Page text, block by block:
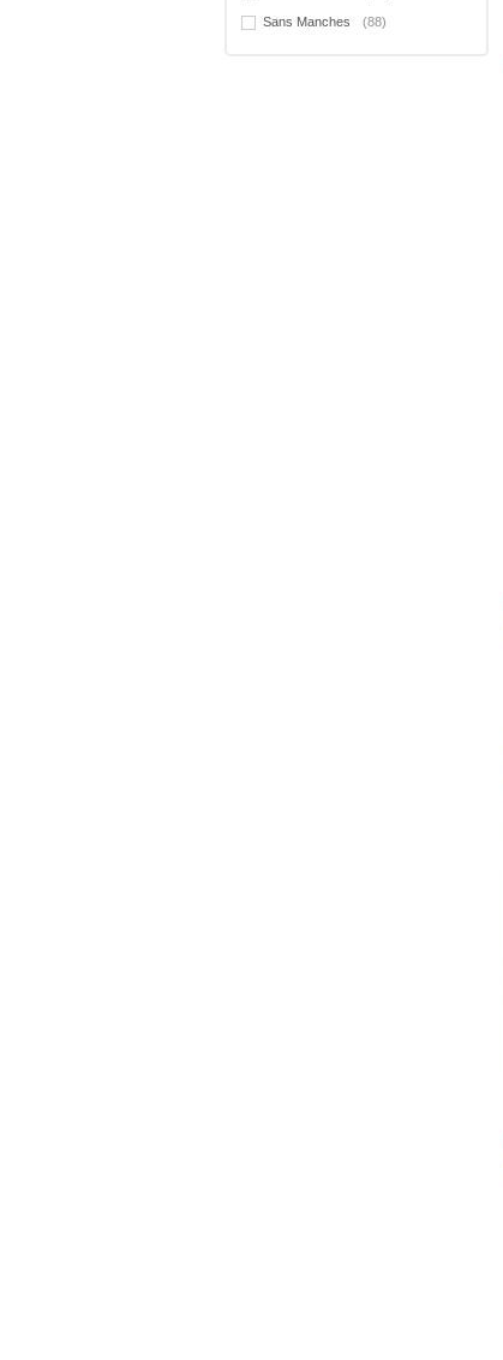
Sans Manches (88)